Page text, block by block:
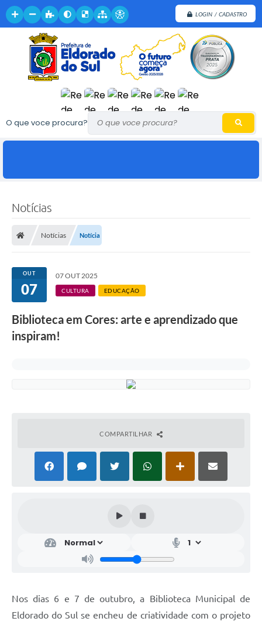
LOGIN / CADASTRO
O que voce procura?
Notícias
Notícias Notícia
OUT
07
07 OUT 2025
CULTURA EDUCAÇÃO
Biblioteca em Cores: arte e aprendizado que
inspiram!
COMPARTILHAR
Nos dias 6 e 7 de outubro, a Biblioteca Municipal de
Eldorado do Sul se encheu de criatividade com o projeto